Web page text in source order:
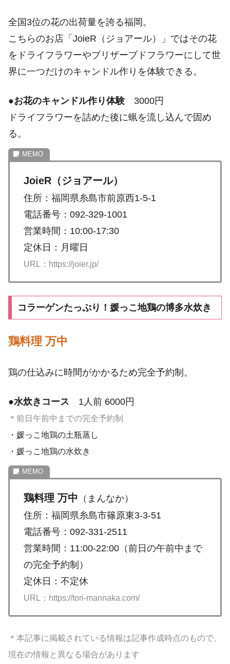
全国3位の花の出荷量を誇る福岡。
こちらのお店「JoieR（ジョアール）」ではその花
をドライフラワーやブリザーブドフラワーにして世
界に一つだけのキャンドル作りを体験できる。
●お花のキャンドル作り体験 3000円
ドライフラワーを詰めた後に蝋を流し込んで固め
る。
JoieR（ジョアール）
住所：福岡県糸島市前原西1-5-1
電話番号：092-329-1001
営業時間：10:00-17:30
定休日：月曜日
URL：https://joier.jp/
コラーゲンたっぷり！媛っこ地鶏の博多水炊き
鶏料理 万中
鶏の仕込みに時間がかかるため完全予約制。
●水炊きコース 1人前 6000円
＊前日午前中までの完全予約制
・媛っこ地鶏の土瓶蒸し
・媛っこ地鶏の水炊き
鶏料理 万中 （まんなか）
住所：福岡県糸島市篠原東3-3-51
電話番号：092-331-2511
営業時間：11:00-22:00（前日の午前中まで
の完全予約制）
定休日：不定休
URL：https://tori-mannaka.com/
＊本記事に掲載されている情報は記事作成時点のもので、
現在の情報と異なる場合があります